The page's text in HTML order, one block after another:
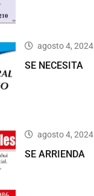
agosto 4, 2024
SE NECESITA
agosto 4, 2024
SE ARRIENDA